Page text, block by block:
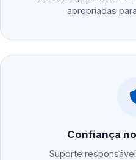
apropriadas
Confiança
Suporte